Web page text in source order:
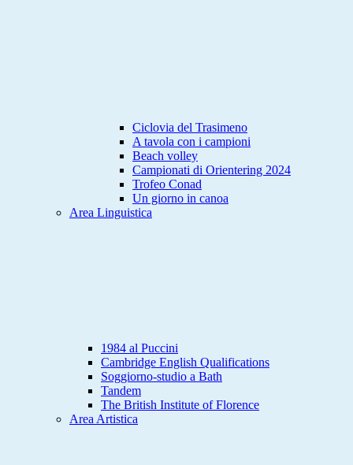
Ciclovia del Trasimeno
A tavola con i campioni
Beach volley
Campionati di Orientering 2024
Trofeo Conad
Un giorno in canoa
Area Linguistica
1984 al Puccini
Cambridge English Qualifications
Soggiorno-studio a Bath
Tandem
The British Institute of Florence
Area Artistica